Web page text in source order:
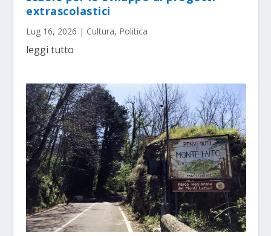
extrascolastici
Lug 16, 2026 | Cultura, Politica
leggi tutto